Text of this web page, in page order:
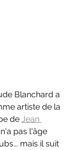
artiste de la
de Jean
pas l'âge
mais il suit